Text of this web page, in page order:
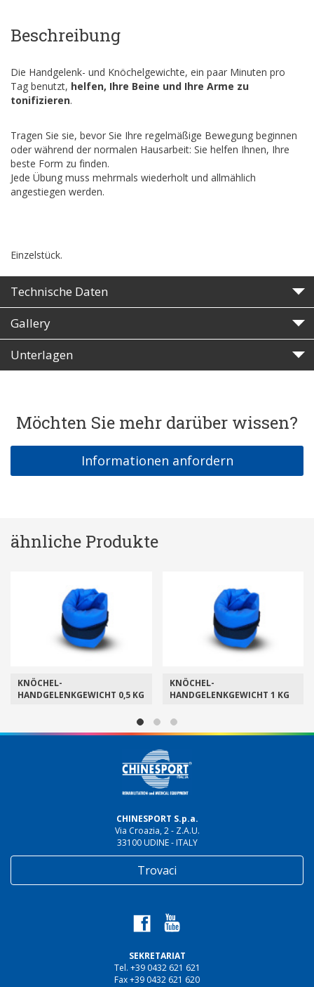
Beschreibung
Die Handgelenk- und Knöchelgewichte, ein paar Minuten pro
Tag benutzt, helfen, Ihre Beine und Ihre Arme zu
tonifizieren.
Tragen Sie sie, bevor Sie Ihre regelmäßige Bewegung beginnen
oder während der normalen Hausarbeit: Sie helfen Ihnen, Ihre
beste Form zu finden.
Jede Übung muss mehrmals wiederholt und allmählich
angestiegen werden.
Einzelstück.
Technische Daten
Gallery
Unterlagen
Möchten Sie mehr darüber wissen?
Informationen anfordern
ähnliche Produkte
KNÖCHEL-
HANDGELENKGEWICHT 0,5 KG
KNÖCHEL-
HANDGELENKGEWICHT 1 KG
CHINESPORT S.p.a.
Via Croazia, 2 - Z.A.U.
33100 UDINE - ITALY
Trovaci
SEKRETARIAT
Tel. +39 0432 621 621
Fax +39 0432 621 620